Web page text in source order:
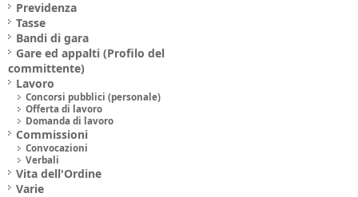
Previdenza
Tasse
Bandi di gara
Gare ed appalti (Profilo del
committente)
Lavoro
Concorsi pubblici (personale)
Offerta di lavoro
Domanda di lavoro
Commissioni
Convocazioni
Verbali
Vita dell'Ordine
Varie